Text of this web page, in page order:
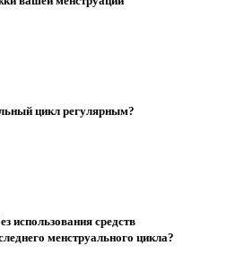
цикл регулярным?
использования средств
менструального цикла?